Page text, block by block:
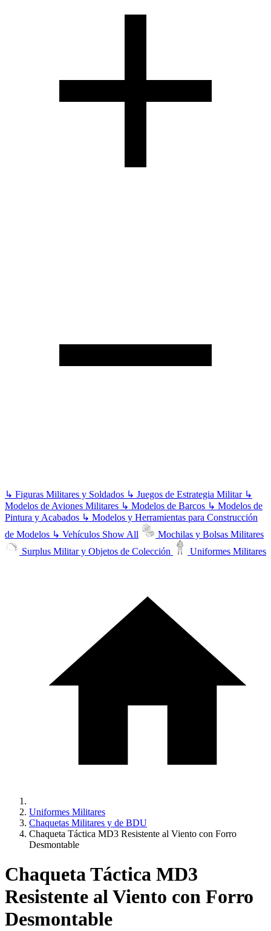
↳ Figuras Militares y Soldados ↳ Juegos de Estrategia Militar ↳
Modelos de Aviones Militares ↳ Modelos de Barcos ↳ Modelos de
Pintura y Acabados ↳ Modelos y Herramientas para Construcción
de Modelos ↳ Vehículos Show All
Mochilas y Bolsas Militares
Surplus Militar y Objetos de Colección
Uniformes Militares
Uniformes Militares
Chaquetas Militares y de BDU
Chaqueta Táctica MD3 Resistente al Viento con Forro
Desmontable
Chaqueta Táctica MD3
Resistente al Viento con Forro
Desmontable